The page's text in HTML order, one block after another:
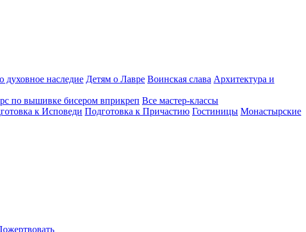
наследие Детям о Лавре Воинская слава Архитектура и
по вышивке бисером вприкреп Все мастер-классы
к Исповеди Подготовка к Причастию Гостиницы Монастырские